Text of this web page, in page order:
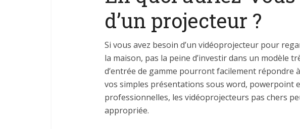
d’un projecteur ?
Si vous avez besoin d’un vidéoprojecteur pour
la maison, pas la peine d’investir dans un modèle
d’entrée de gamme pourront facilement répondre
vos simples présentations sous word, powerpoint
professionnelles, les vidéoprojecteurs pas chers
appropriée.